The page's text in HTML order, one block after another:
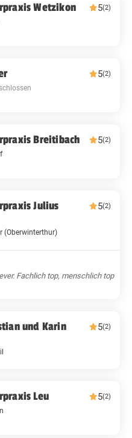
Wetzikon 5(2)
5(2)
Breitibach 5(2)
Julius
5(2)
(Oberwinterthur)
Fachlich top, menschlich top
und Karin
5(2)
Leu 5(2)